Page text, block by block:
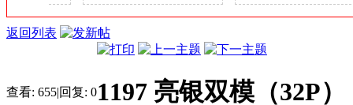
返回列表
查看: 655|回复: 01197 亮银双模（32P）